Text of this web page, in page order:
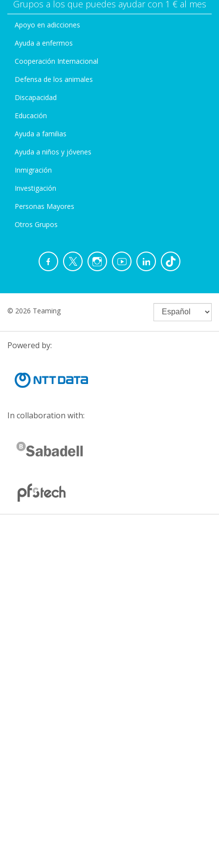
Grupos a los que puedes ayudar con 1 € al mes
Apoyo en adicciones
Ayuda a enfermos
Cooperación Internacional
Defensa de los animales
Discapacidad
Educación
Ayuda a familias
Ayuda a niños y jóvenes
Inmigración
Investigación
Personas Mayores
Otros Grupos
© 2026 Teaming
Powered by:
In collaboration with: